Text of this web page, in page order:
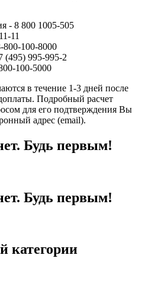
- 8 800 1005-505
11
100-8000
(495) 995-995-2
100-5000
в течение 1-3 дней после
Подробный расчет
для его подтверждения Вы
адрес (email).
Будь первым!
Будь первым!
категории